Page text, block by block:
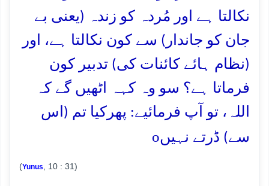
نکالتا ہے اور مُردہ کو زندہ (یعنی بے
جان کو جاندار) سے کون نکالتا ہے، اور
(نظام ہائے کائنات کی) تدبیر کون
فرماتا ہے؟ سو وہ کہہ اٹھیں گے کہ
اللہ، تو آپ فرمائیے: پھرکیا تم (اس
سے) ڈرتے نہیںo
(Yunus , 10 : 31)